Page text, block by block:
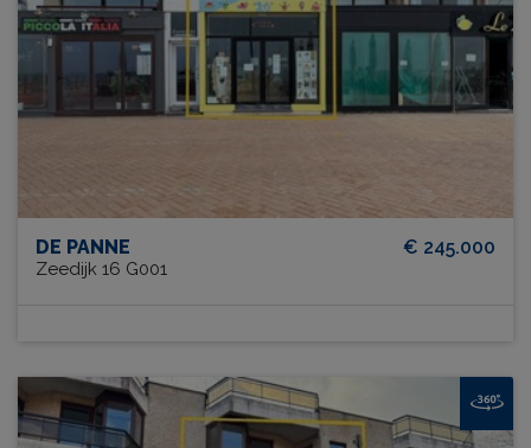
€ 245.000
DE PANNE
Zeedijk 16 G001